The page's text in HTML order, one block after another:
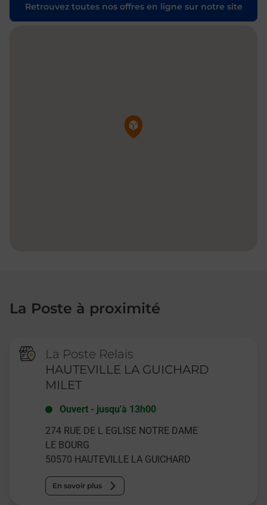
Retrouvez toutes nos offres en ligne sur notre site
Pin de la carte
La Poste à proximité
La Poste Relais
HAUTEVILLE LA GUICHARD
MILET
Ouvert - jusqu'à 13h00
274 RUE DE L EGLISE NOTRE DAME
LE BOURG
50570 HAUTEVILLE LA GUICHARD
En savoir plus